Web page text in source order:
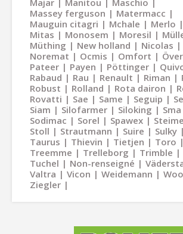
Majar
Manitou
Maschio
Massey ferguson
Matermacc
Mauguin citagri
Mchale Merlo
Mitas
Monosem Moresil
Müthing
New holland Nicolas
Noremat
Ocmis Omfort
Pateer
Payen Pöttinger
Rabaud
Rau Renault Riman
Robust
Rolland Rota dairon
Rovatti
Sae Same Seguip
Siam
Silofarmer Siloking
Sma
Sodimac
Sorel Spawex
Stoll
Strautmann Suire Sulky
Taurus
Thievin Tietjen
Toro
Treemme
Trelleborg Trimble
Tuchel
Non-renseigné
Valtra
Vicon Weidemann
Ziegler